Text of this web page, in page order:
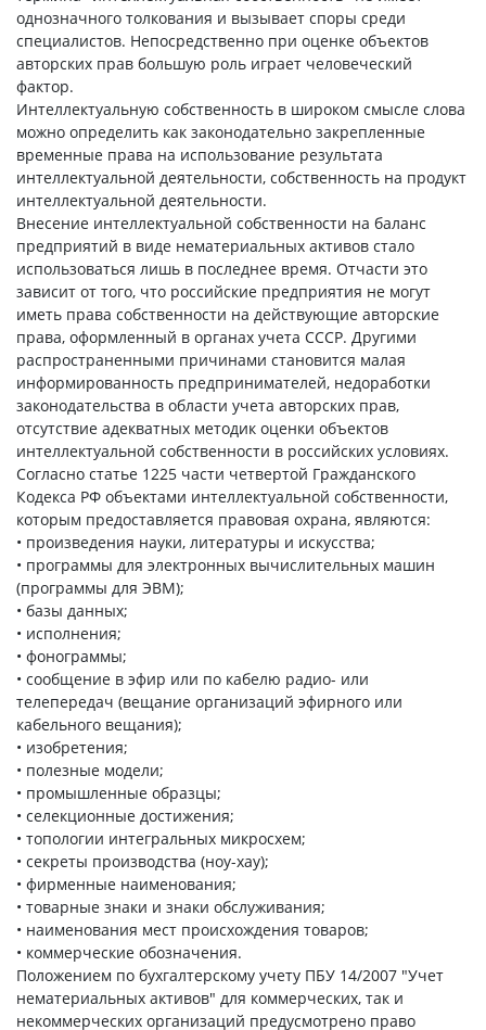
однозначного толкования и вызывает споры среди
специалистов. Непосредственно при оценке объектов
авторских прав большую роль играет человеческий
фактор.
Интеллектуальную собственность в широком смысле слова
можно определить как законодательно закрепленные
временные права на использование результата
интеллектуальной деятельности, собственность на продукт
интеллектуальной деятельности.
Внесение интеллектуальной собственности на баланс
предприятий в виде нематериальных активов стало
использоваться лишь в последнее время. Отчасти это
зависит от того, что российские предприятия не могут
иметь права собственности на действующие авторские
права, оформленный в органах учета СССР. Другими
распространенными причинами становится малая
информированность предпринимателей, недоработки
законодательства в области учета авторских прав,
отсутствие адекватных методик оценки объектов
интеллектуальной собственности в российских условиях.
Согласно статье 1225 части четвертой Гражданского
Кодекса РФ объектами интеллектуальной собственности,
которым предоставляется правовая охрана, являются:
• произведения науки, литературы и искусства;
• программы для электронных вычислительных машин
(программы для ЭВМ);
• базы данных;
• исполнения;
• фонограммы;
• сообщение в эфир или по кабелю радио- или
телепередач (вещание организаций эфирного или
кабельного вещания);
• изобретения;
• полезные модели;
• промышленные образцы;
• селекционные достижения;
• топологии интегральных микросхем;
• секреты производства (ноу-хау);
• фирменные наименования;
• товарные знаки и знаки обслуживания;
• наименования мест происхождения товаров;
• коммерческие обозначения.
Положением по бухгалтерскому учету ПБУ 14/2007 "Учет
нематериальных активов" для коммерческих, так и
некоммерческих организаций предусмотрено право